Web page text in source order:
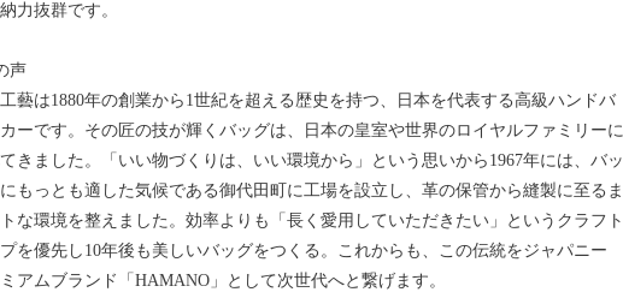
力抜群です。
声
藝は1880年の創業から1世紀を超える歴史を持つ、日本を代表する高級ハンドバ
ーです。その匠の技が輝くバッグは、日本の皇室や世界のロイヤルファミリーに
きました。「いい物づくりは、いい環境から」という思いから1967年には、バッ
もっとも適した気候である御代田町に工場を設立し、革の保管から縫製に至るま
な環境を整えました。効率よりも「長く愛用していただきたい」というクラフト
を優先し10年後も美しいバッグをつくる。これからも、この伝統をジャパニー
アムブランド「HAMANO」として次世代へと繋げます。